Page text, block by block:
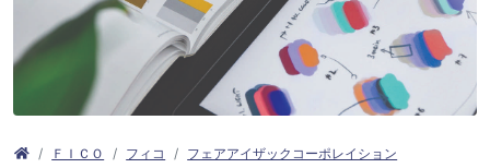
ＦＩＣＯ フィコ
フェアアイザックコーポレイション